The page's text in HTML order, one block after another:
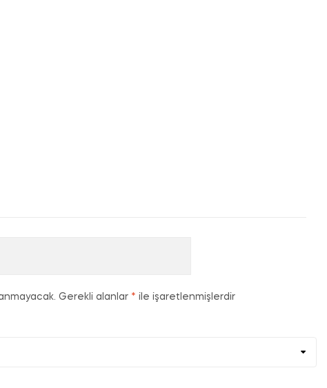
Gerekli alanlar * ile işaretlenmişlerdir